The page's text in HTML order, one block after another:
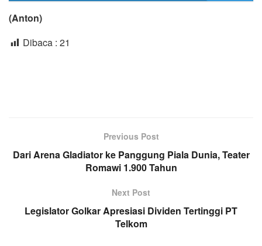
(Anton)
Dibaca : 21
Previous Post
Dari Arena Gladiator ke Panggung Piala Dunia, Teater
Romawi 1.900 Tahun
Next Post
Legislator Golkar Apresiasi Dividen Tertinggi PT
Telkom